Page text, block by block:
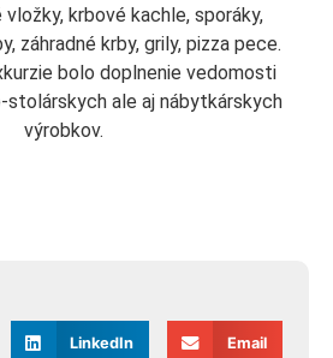
krbové kachle, sporáky,
záhradné krby, grily, pizza pece.
bolo doplnenie vedomosti
ale aj nábytkárskych
výrobkov.
LinkedIn Email